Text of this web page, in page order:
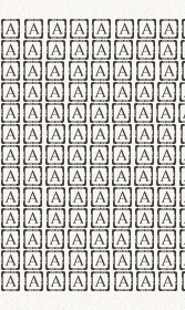
Lorem
in
ultrices
curae;
justo